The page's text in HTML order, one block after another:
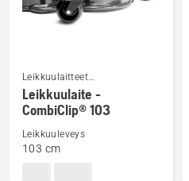
Katso
lisätietoja
tuotteesta
Leikkuulaite
Leikkuulaitteet
kuluttajakäyttöön
tarkoitetuille etuleikkureille
Leikkuulaite -
CombiClip® 103
Leikkuuleveys
103 cm